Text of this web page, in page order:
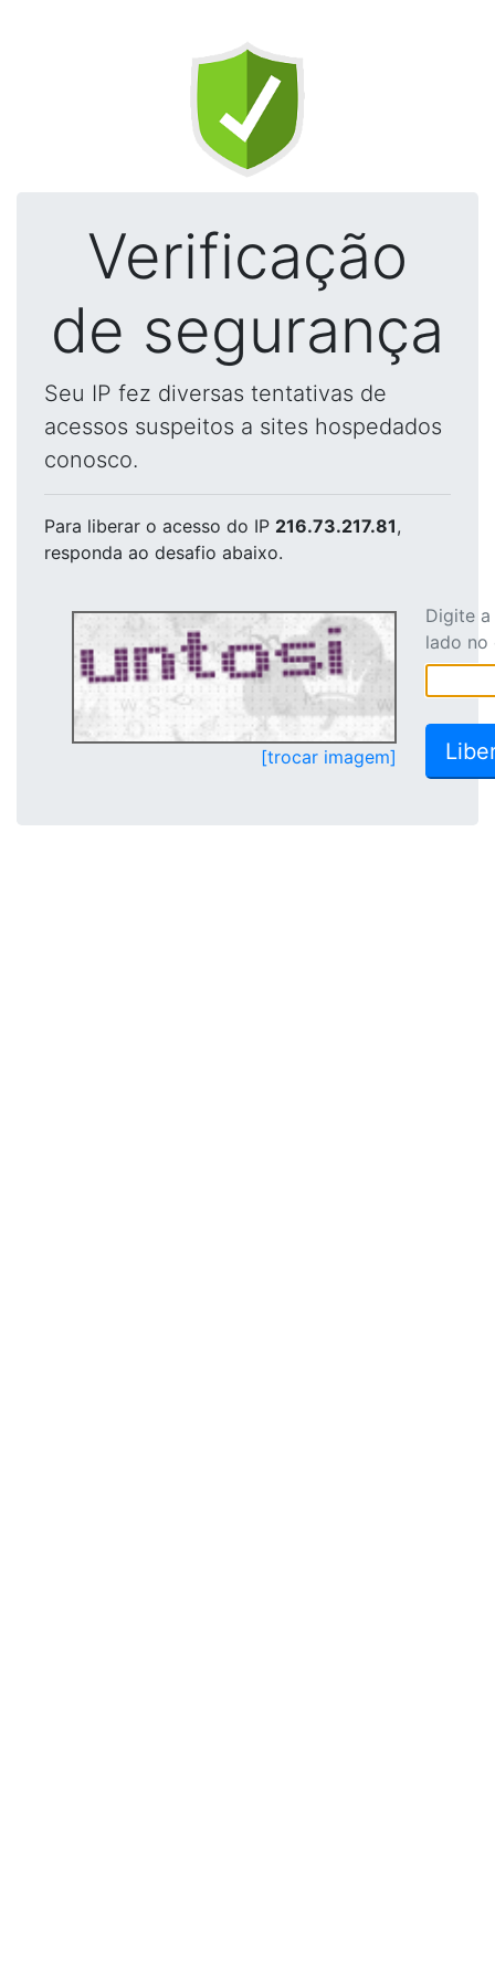
Verificação
de segurança
Seu IP fez diversas tentativas de
acessos suspeitos a sites hospedados
conosco.
Para liberar o acesso do IP 216.73.217.81,
responda ao desafio abaixo.
[trocar imagem]
Digite
lado no